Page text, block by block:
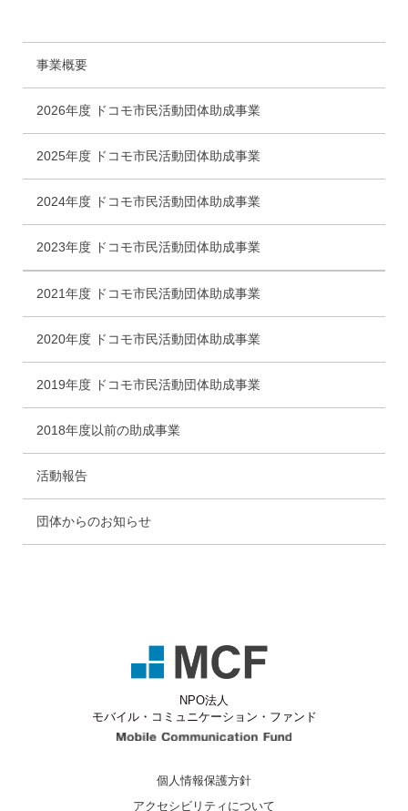
事業概要
2026年度 ドコモ市民活動団体助成事業
2025年度 ドコモ市民活動団体助成事業
2024年度 ドコモ市民活動団体助成事業
2023年度 ドコモ市民活動団体助成事業
2021年度 ドコモ市民活動団体助成事業
2020年度 ドコモ市民活動団体助成事業
2019年度 ドコモ市民活動団体助成事業
2018年度以前の助成事業
活動報告
団体からのお知らせ
NPO法人
モバイル・コミュニケーション・ファンド
個人情報保護方針
アクセシビリティについて